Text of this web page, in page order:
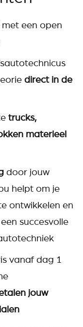
een open
direct in de
trucks,
materieel
door jouw
helpt om je
ontwikkelen en
succesvolle
vanaf dag 1
jouw